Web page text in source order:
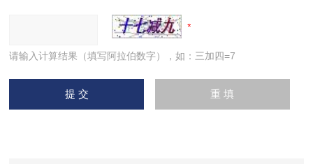
请输入计算结果（填写阿拉伯数字），如：三加四=7